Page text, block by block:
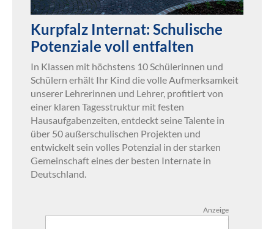
Kurpfalz Internat: Schulische
Potenziale voll entfalten
In Klassen mit höchstens 10 Schülerinnen und
Schülern erhält Ihr Kind die volle Aufmerksamkeit
unserer Lehrerinnen und Lehrer, profitiert von
einer klaren Tagesstruktur mit festen
Hausaufgabenzeiten, entdeckt seine Talente in
über 50 außerschulischen Projekten und
entwickelt sein volles Potenzial in der starken
Gemeinschaft eines der besten Internate in
Deutschland.
Anzeige